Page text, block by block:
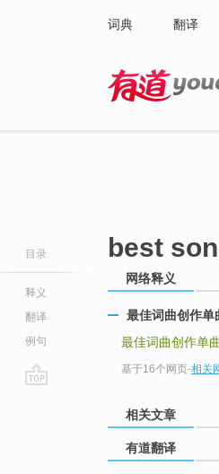
词典 翻译
目录
释义
翻译
例句
best
网络释义
最佳词曲创作单
最佳词曲创作单曲
基于16个网页-相关
相关文章
有道翻译